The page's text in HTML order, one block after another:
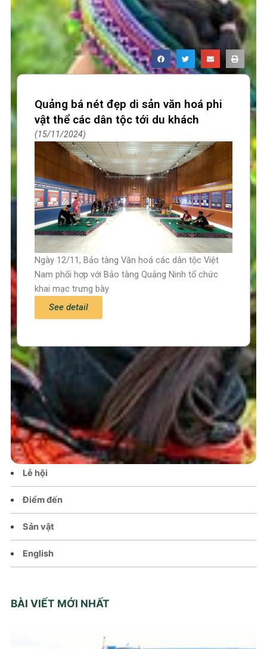
Trang chủ
Tin tức – Sự kiện
Chính sách
Văn hoá – Đời sống
Lễ hội
Điểm đến
Sản vật
English
BÀI VIẾT MỚI NHẤT
Quảng bá nét đẹp di sản văn hoá phi
vật thể các dân tộc tới du khách
15/11/2024
Ngày 12/11, Bảo tàng Văn hoá các dân tộc Việt
Nam phối hợp với Bảo tàng Quảng Ninh tổ chức
khai mạc trưng bày
See detail